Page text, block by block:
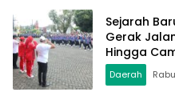
Sejarah
Gerak
Hingga
Daerah